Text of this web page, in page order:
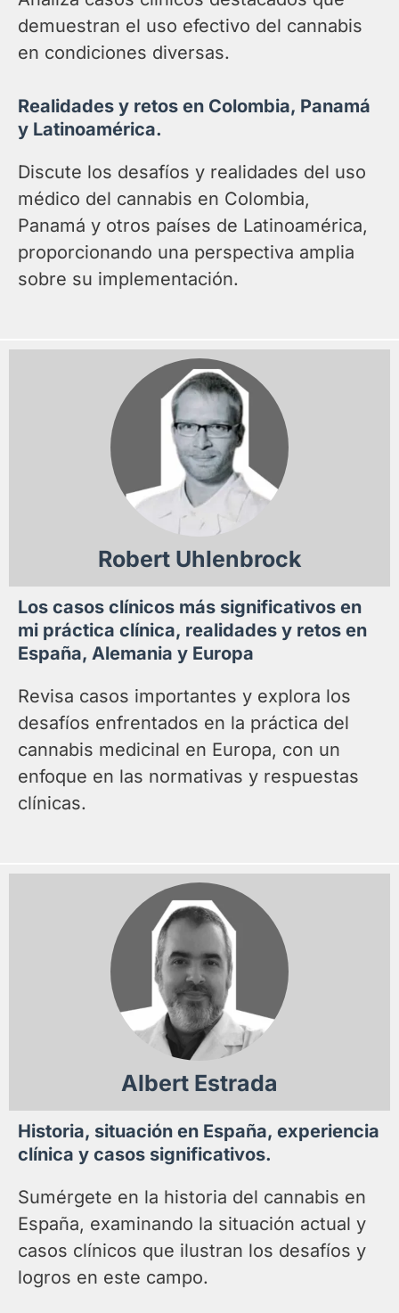
demuestran el uso efectivo del cannabis
en condiciones diversas.
Realidades y retos en Colombia, Panamá
y Latinoamérica.
Discute los desafíos y realidades del uso
médico del cannabis en Colombia,
Panamá y otros países de Latinoamérica,
proporcionando una perspectiva amplia
sobre su implementación.
Robert Uhlenbrock
Los casos clínicos más significativos en
mi práctica clínica, realidades y retos en
España, Alemania y Europa
Revisa casos importantes y explora los
desafíos enfrentados en la práctica del
cannabis medicinal en Europa, con un
enfoque en las normativas y respuestas
clínicas.
Albert Estrada
Historia, situación en España, experiencia
clínica y casos significativos.
Sumérgete en la historia del cannabis en
España, examinando la situación actual y
casos clínicos que ilustran los desafíos y
logros en este campo.